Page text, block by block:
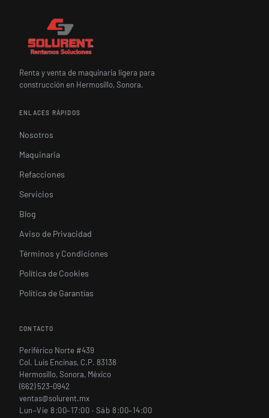
Renta y venta de maquinaria ligera para
construcción en Hermosillo, Sonora.
ENLACES RÁPIDOS
Nosotros
Maquinaria
Refacciones
Servicios
Blog
Aviso de Privacidad
Términos y Condiciones
Política de Cookies
Política de Garantías
CONTACTO
Periférico Norte #439
Col. Luis Encinas, C.P. 83138
Hermosillo, Sonora, México
(662) 523-0942
ventas@solurent.mx
Lun–Vie 8:00–17:00 · Sáb 8:00–14:00